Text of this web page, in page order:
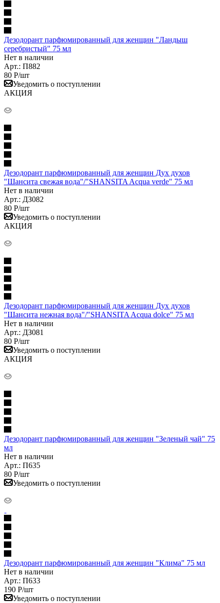
Дезодорант парфюмированный для женщин "Ландыш
серебристый" 75 мл
Нет в наличии
Арт.: П882
80 Р/шт
Уведомить о поступлении
АКЦИЯ
Дезодорант парфюмированный для женщин Дух духов
"Шансита свежая вода"/"SHANSITA Acqua verde" 75 мл
Нет в наличии
Арт.: ДЗ082
80 Р/шт
Уведомить о поступлении
АКЦИЯ
Дезодорант парфюмированный для женщин Дух духов
"Шансита нежная вода"/"SHANSITA Acqua dolce" 75 мл
Нет в наличии
Арт.: ДЗ081
80 Р/шт
Уведомить о поступлении
АКЦИЯ
Дезодорант парфюмированный для женщин "Зеленый чай" 75
мл
Нет в наличии
Арт.: П635
80 Р/шт
Уведомить о поступлении
Дезодорант парфюмированный для женщин "Клима" 75 мл
Нет в наличии
Арт.: П633
190 Р/шт
Уведомить о поступлении